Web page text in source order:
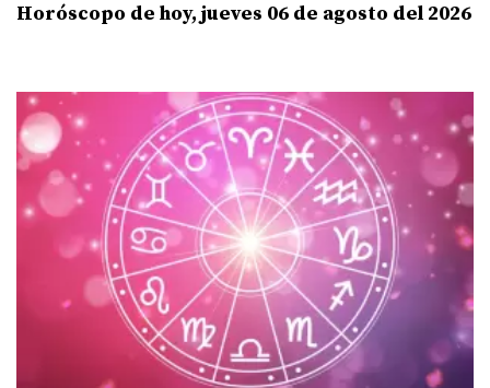
Horóscopo de hoy, jueves 06 de agosto del 2026